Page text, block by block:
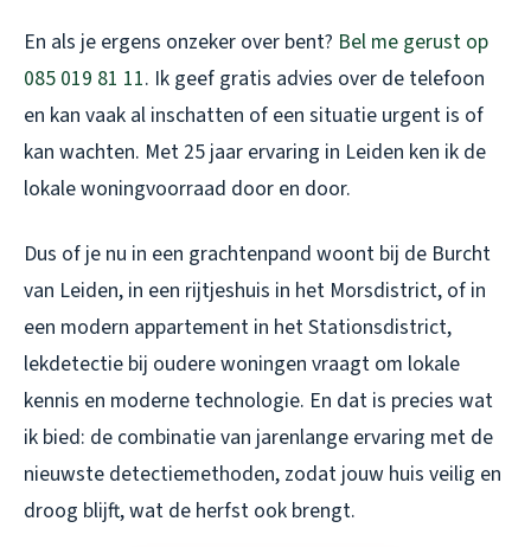
En als je ergens onzeker over bent? Bel me gerust op
085 019 81 11. Ik geef gratis advies over de telefoon
en kan vaak al inschatten of een situatie urgent is of
kan wachten. Met 25 jaar ervaring in Leiden ken ik de
lokale woningvoorraad door en door.
Dus of je nu in een grachtenpand woont bij de Burcht
van Leiden, in een rijtjeshuis in het Morsdistrict, of in
een modern appartement in het Stationsdistrict,
lekdetectie bij oudere woningen vraagt om lokale
kennis en moderne technologie. En dat is precies wat
ik bied: de combinatie van jarenlange ervaring met de
nieuwste detectiemethoden, zodat jouw huis veilig en
droog blijft, wat de herfst ook brengt.